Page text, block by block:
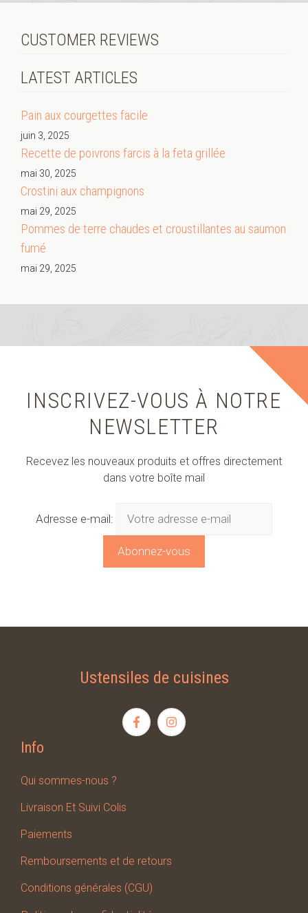
CUSTOMER REVIEWS
LATEST ARTICLES
Pain aux courgettes facile
juin 3, 2025
Recette de poivrons farcis à la feta grillée
mai 30, 2025
Crostini aux champignons
mai 29, 2025
Pommes de terre chaudes et croustillantes au saumon
fumé
mai 29, 2025
INSCRIVEZ-VOUS À NOTRE
NEWSLETTER
Recevez les nouveaux produits et offres directement
dans votre boîte mail
Adresse e-mail:
Ustensiles de cuisines
Info
Qui sommes-nous ?
Livraison Et Suivi Colis
Paiements
Remboursements et de retours
Conditions générales (CGU)